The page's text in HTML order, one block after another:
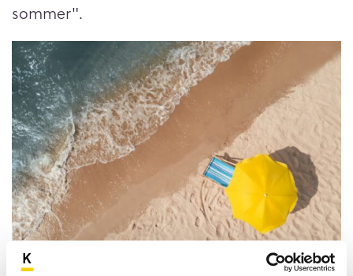
sommer".